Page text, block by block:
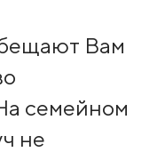
Вам
семейном
не